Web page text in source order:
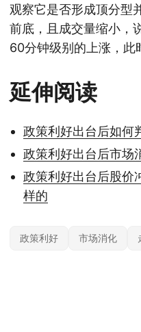
观察它是否形成顶分型
前底，且成交量缩小，
60分钟级别的上涨，此
延伸阅读
政策利好出台后如何
政策利好出台后市场
政策利好出台后股价
样的
政策利好 市场消化